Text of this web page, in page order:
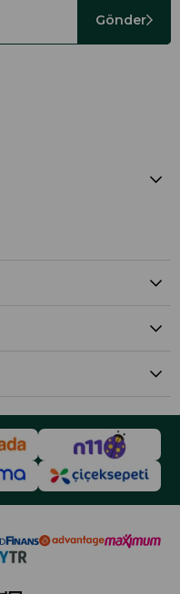
Gönder